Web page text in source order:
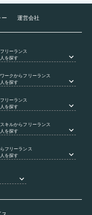
ー 運営会社
リーランス
を探す
ークからフリーランス
を探す
リーランス
を探す
キルからフリーランス
を探す
フリーランス
を探す